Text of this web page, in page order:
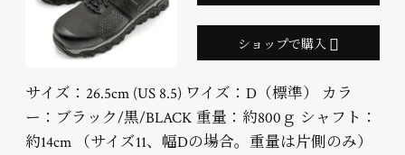
サイズ：26.5cm (US 8.5) ワイズ：D（標準） カラ
ー：ブラック/黒/BLACK 重量：約800ｇ シャフト：
約14cm （サイズ11、幅Dの場合。重量は片側のみ）
ショップで購入